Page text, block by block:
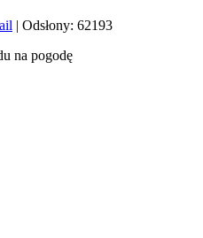
| Odsłony: 62193
na pogodę